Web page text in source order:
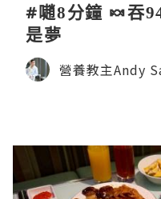
#𡁻8分鐘 🍬吞
是夢
營養教主Andy